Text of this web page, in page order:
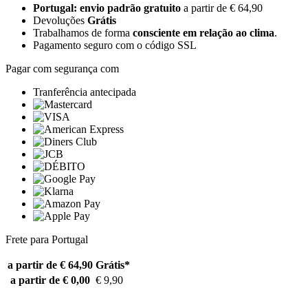
Portugal: envio padrão gratuito a partir de € 64,90
Devoluções Grátis
Trabalhamos de forma consciente em relação ao clima.
Pagamento seguro com o código SSL
Pagar com segurança com
Tranferência antecipada
Frete para Portugal
a partir de € 64,90 Grátis*
a partir de € 0,00 € 9,90